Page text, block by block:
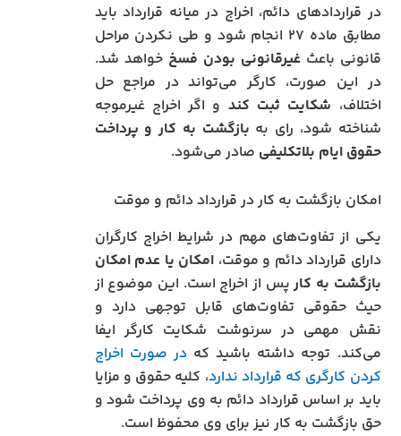
در قراردادهای دائم، اخراج در میانه قرارداد باید
مطابق ماده ۲۷ انجام شود و طی نکردن مراحل
قانونی باعثغیرقانونی بودن فسخ خواهد شد.
در این صورت، کارگر می‌تواند در مراجع حل
اختلاف، شکایت ثبت کند و اگر اخراج غیرموجه
شناخته شود، رای به بازگشت به کار و پرداخت
حقوق ایام بلاتکلیفی صادر می‌شود.
امکان بازگشت به کار در قرارداد دائم و موقت
یکی از تفاوت‌های مهم در شرایط اخراج کارگران
دارای قرارداد دائم و موقت، امکان یا عدم امکان
بازگشت به کارپس از اخراج است. این موضوع از
حیث حقوقی تفاوت‌های قابل توجهی دارد و
نقش مهمی در سرنوشت شکایت کارگر ایفا
می‌کند. توجه داشته باشید کهدر صورت اخراج
کردن کارگری که قرارداد ندارد، کلیه حقوق و مزایا
باید بر اساس قرارداد دائم به وی پرداخت شود و
حق بازگشت به کار نیز برای وی محفوظ است.